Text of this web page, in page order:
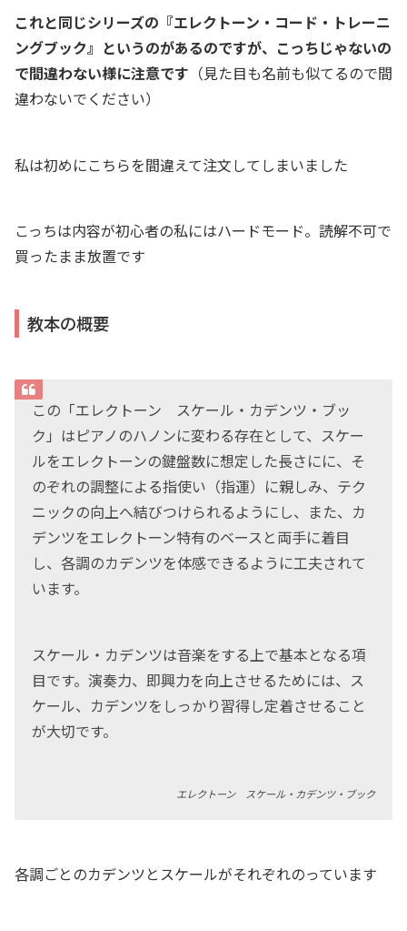
これと同じシリーズの『エレクトーン・コード・トレーニ
ングブック』というのがあるのですが、こっちじゃないの
で間違わない様に注意です （見た目も名前も似てるので間
違わないでください）
私は初めにこちらを間違えて注文してしまいました
こっちは内容が初心者の私にはハードモード。読解不可で
買ったまま放置です
教本の概要
この「エレクトーン スケール・カデンツ・ブッ
ク」はピアノのハノンに変わる存在として、スケー
ルをエレクトーンの鍵盤数に想定した長さにに、そ
のぞれの調整による指使い（指運）に親しみ、テク
ニックの向上へ結びつけられるようにし、また、カ
デンツをエレクトーン特有のベースと両手に着目
し、各調のカデンツを体感できるように工夫されて
います。
スケール・カデンツは音楽をする上で基本となる項
目です。演奏力、即興力を向上させるためには、ス
ケール、カデンツをしっかり習得し定着させること
が大切です。
エレクトーン スケール・カデンツ・ブック
各調ごとのカデンツとスケールがそれぞれのっています